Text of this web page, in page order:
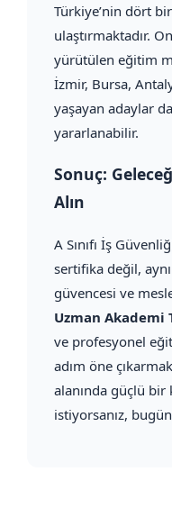
Türkiye’nin dört bir
ulaştırmaktadır.
yürütülen eğitim
İzmir, Bursa,
yaşayan adaylar
yararlanabilir.
Sonuç:
Alın
A Sınıfı İş
sertifika değil,
güvencesi ve
Uzman Akademi
ve profesyonel
adım öne
alanında güçlü
istiyorsanız,